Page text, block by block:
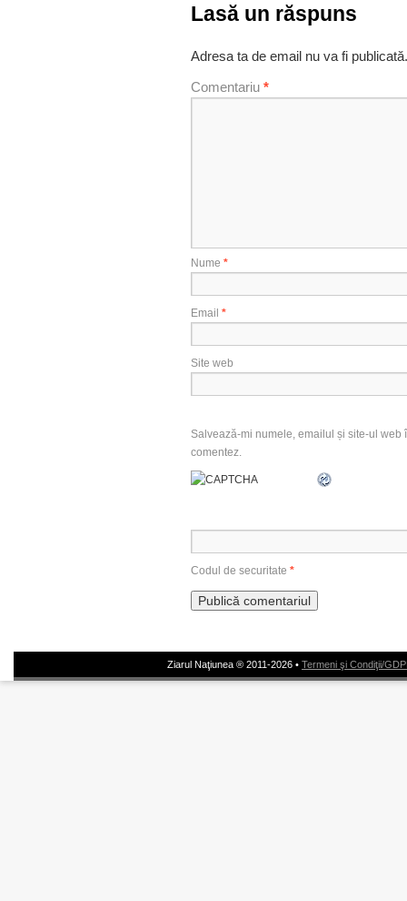
Lasă un răspuns
Adresa ta de email nu va fi publicată.
Comentariu *
Nume *
Email *
Site web
Salvează-mi numele, emailul și site-ul
comentez.
Codul de securitate *
Ziarul Naţiunea ® 2011-2026 • Termeni şi Condiţii/